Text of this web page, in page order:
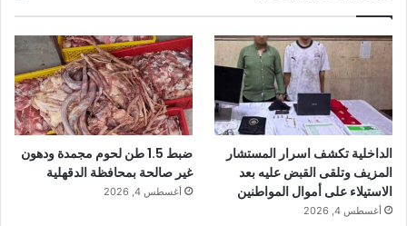
الداخلية تكشف اسرار المستشار
المزيف وتلقى القبض عليه بعد
الاستيلاء على أموال المواطنين
أغسطس 4, 2026
ضبط 1.5 طن لحوم مجمدة ودهون
غير صالحة بمحافظة الدقهلية
أغسطس 4, 2026